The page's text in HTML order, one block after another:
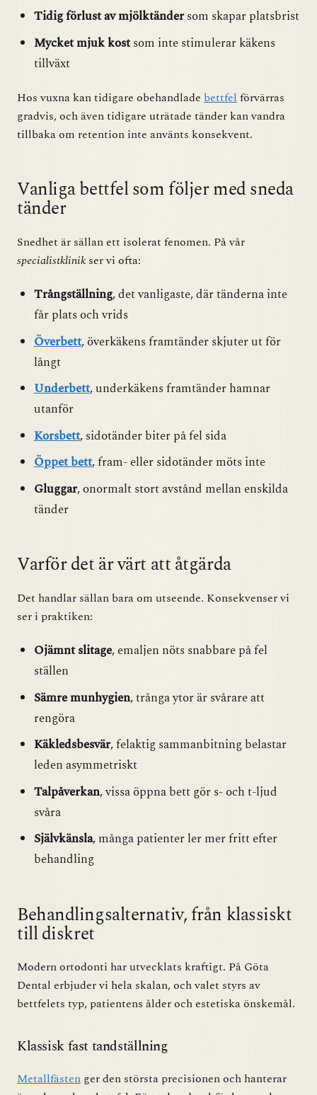
Tidig förlust av mjölktändersom skapar platsbrist
Mycket mjuk kostsom inte stimulerar käkens
tillväxt
Hos vuxna kan tidigare obehandlade bettfelförvärras
gradvis, och även tidigare uträtade tänder kan vandra
tillbaka om retention inte använts konsekvent.
Vanliga bettfel som följer med sneda
tänder
Snedhet är sällan ett isolerat fenomen. På vår
specialistklinik ser vi ofta:
Trångställning, det vanligaste, där tänderna inte
får plats och vrids
Överbett, överkäkens framtänder skjuter ut för
långt
Underbett, underkäkens framtänder hamnar
utanför
Korsbett, sidotänder biter på fel sida
Öppet bett, fram- eller sidotänder möts inte
Gluggar, onormalt stort avstånd mellan enskilda
tänder
Varför det är värt att åtgärda
Det handlar sällan bara om utseende. Konsekvenser vi
ser i praktiken:
Ojämnt slitage, emaljen nöts snabbare på fel
ställen
Sämre munhygien, trånga ytor är svårare att
rengöra
Käkledsbesvär, felaktig sammanbitning belastar
leden asymmetriskt
Talpåverkan, vissa öppna bett gör s- och t-ljud
svåra
Självkänsla, många patienter ler mer fritt efter
behandling
Behandlingsalternativ, från klassiskt
till diskret
Modern ortodonti har utvecklats kraftigt. På Göta
Dental erbjuder vi hela skalan, och valet styrs av
bettfelets typ, patientens ålder och estetiska önskemål.
Klassisk fast tandställning
Metallfästen ger den största precisionen och hanterar